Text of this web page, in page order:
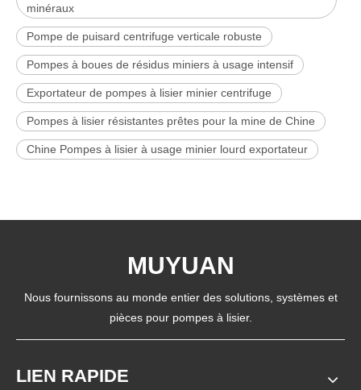
minéraux
Pompe de puisard centrifuge verticale robuste
Pompes à boues de résidus miniers à usage intensif
Exportateur de pompes à lisier minier centrifuge
Pompes à lisier résistantes prêtes pour la mine de Chine
Chine Pompes à lisier à usage minier lourd exportateur
MUYUAN
Nous fournissons au monde entier des solutions, systèmes et
pièces pour pompes à lisier.
LIEN RAPIDE